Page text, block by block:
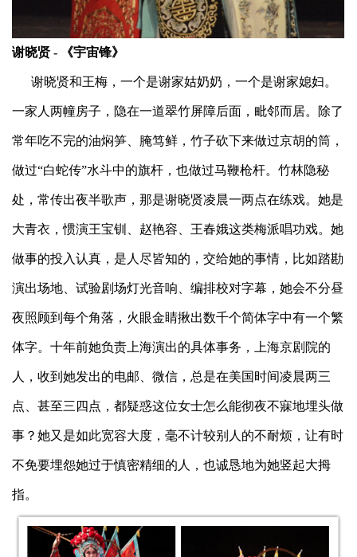
谢晓贤 - 《宇宙锋》
谢晓贤和王梅，一个是谢家姑奶奶，一个是谢家媳妇。
一家人两幢房子，隐在一道翠竹屏障后面，毗邻而居。除了
常年吃不完的油焖笋、腌笃鲜，竹子砍下来做过京胡的筒，
做过“白蛇传”水斗中的旗杆，也做过马鞭枪杆。竹林隐秘
处，常传出夜半歌声，那是谢晓贤凌晨一两点在练戏。她是
大青衣，惯演王宝钏、赵艳容、王春娥这类梅派唱功戏。她
做事的投入认真，是人尽皆知的，交给她的事情，比如踏勘
演出场地、试验剧场灯光音响、编排校对字幕，她会不分昼
夜照顾到每个角落，火眼金睛揪出数千个简体字中有一个繁
体字。十年前她负责上海演出的具体事务，上海京剧院的
人，收到她发出的电邮、微信，总是在美国时间凌晨两三
点、甚至三四点，都疑惑这位女士怎么能彻夜不寐地埋头做
事？她又是如此宽容大度，毫不计较别人的不耐烦，让有时
不免要埋怨她过于慎密精细的人，也诚恳地为她竖起大拇
指。